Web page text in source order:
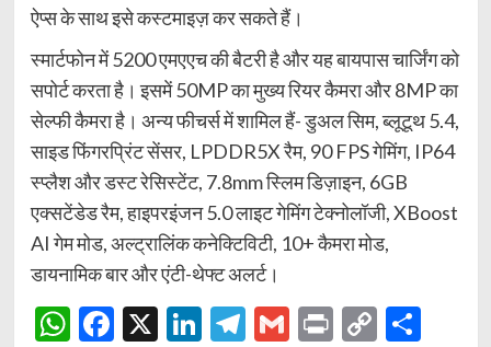
ऐप्स के साथ इसे कस्टमाइज़ कर सकते हैं।
स्मार्टफोन में 5200 एमएएच की बैटरी है और यह बायपास चार्जिंग को
सपोर्ट करता है। इसमें 50MP का मुख्य रियर कैमरा और 8MP का
सेल्फी कैमरा है। अन्य फीचर्स में शामिल हैं- डुअल सिम, ब्लूटूथ 5.4,
साइड फिंगरप्रिंट सेंसर, LPDDR5X रैम, 90 FPS गेमिंग, IP64
स्प्लैश और डस्ट रेसिस्टेंट, 7.8mm स्लिम डिज़ाइन, 6GB
एक्सटेंडेड रैम, हाइपरइंजन 5.0 लाइट गेमिंग टेक्नोलॉजी, XBoost
AI गेम मोड, अल्ट्रालिंक कनेक्टिविटी, 10+ कैमरा मोड,
डायनामिक बार और एंटी-थेफ्ट अलर्ट।
WhatsApp
Facebook
X LinkedIn
Telegram
Gmail
Print
Copy